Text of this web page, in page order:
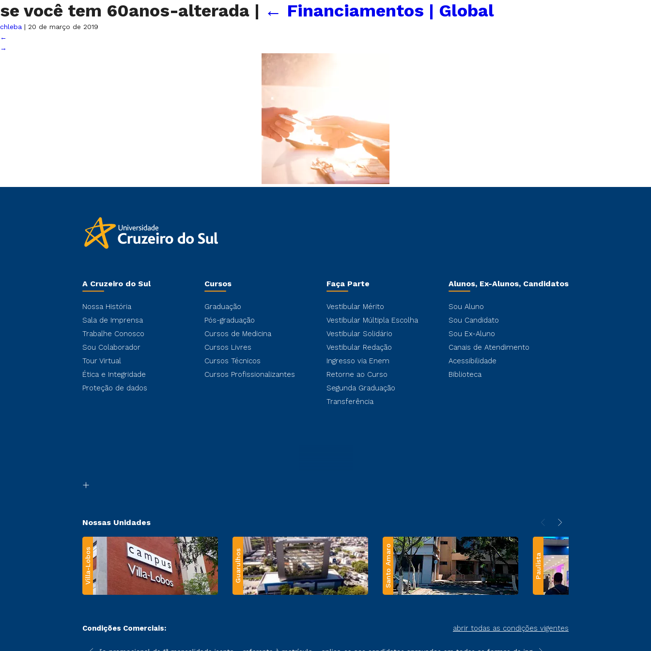
se você tem 60anos-alterada | ← Financiamentos | Global
chleba | 20 de março de 2019
←
→
A Cruzeiro do Sul
Nossa História
Sala de Imprensa
Trabalhe Conosco
Sou Colaborador
Tour Virtual
Ética e Integridade
Proteção de dados
Cursos
Graduação
Pós-graduação
Cursos de Medicina
Cursos Livres
Cursos Técnicos
Cursos Profissionalizantes
Faça Parte
Vestibular Mérito
Vestibular Múltipla Escolha
Vestibular Solidário
Vestibular Redação
Ingresso via Enem
Retorne ao Curso
Segunda Graduação
Transferência
Alunos, Ex-Alunos, Candidatos
Sou Aluno
Sou Candidato
Sou Ex-Aluno
Canais de Atendimento
Acessibilidade
Biblioteca
Nossas Unidades
Villa-Lobos Guarulhos Santo Amaro Paulista
Condições Comerciais: abrir todas as condições vigentes